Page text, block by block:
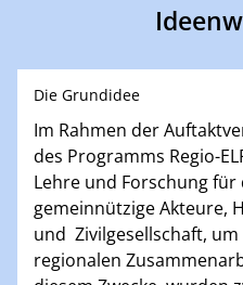
Die Grundidee
Im Rahmen der
des Programms Regio-
Lehre und Forschung für
gemeinnützige Akteure,
und Zivilgesellschaft,
regionalen